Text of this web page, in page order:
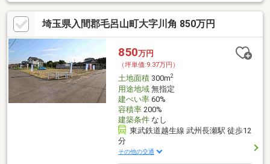
埼玉県入間郡毛呂山町大字川角 850万円
850万円
（坪単価:9.37万円）
土地面積300m2
用途地域無指定
建ぺい率60%
容積率200%
建築条件なし
東武鉄道越生線 武州長瀬駅 徒歩12
分
その他の交通